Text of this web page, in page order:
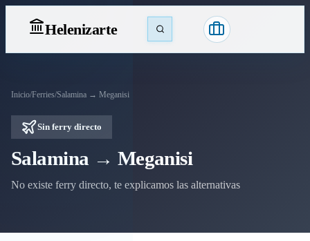
Helenizarte
Inicio/Ferries/Salamina → Meganisi
Sin ferry directo
Salamina → Meganisi
No existe ferry directo, te explicamos las alternativas